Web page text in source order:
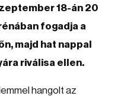
18-án 20
fogadja a
majd hat nappal
riválisa ellen.
hangolt az